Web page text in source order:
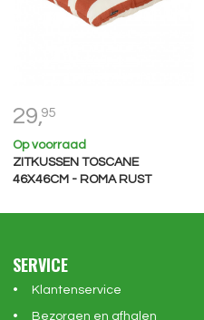
29,95
Op voorraad
ZITKUSSEN TOSCANE
46X46CM - ROMA RUST
SERVICE
Klantenservice
Bezorgen en afhalen